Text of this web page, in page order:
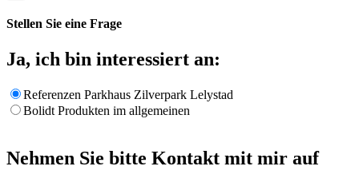
Stellen Sie eine Frage
Ja, ich bin interessiert an:
Referenzen Parkhaus Zilverpark Lelystad
Bolidt Produkten im allgemeinen
Nehmen Sie bitte Kontakt mit mir auf